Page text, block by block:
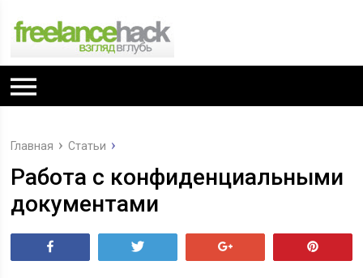
Главная Статьи
Работа с конфиденциальными
документами